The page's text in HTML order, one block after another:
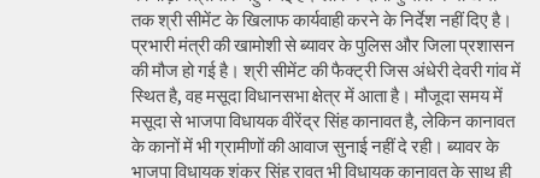
तक श्री सीमेंट के खिलाफ कार्यवाही करने के निर्देश नहीं दिए है।
प्रभारी मंत्री की खामोशी से ब्यावर के पुलिस और जिला प्रशासन
की मौज हो गई है। श्री सीमेंट की फैक्ट्री जिस अंधेरी देवरी गांव में
स्थित है, वह मसूदा विधानसभा क्षेत्र में आता है। मौजूदा समय में
मसूदा से भाजपा विधायक वीरेंद्र सिंह कानावत है, लेकिन कानावत
के कानों में भी ग्रामीणों की आवाज सुनाई नहीं दे रही। ब्यावर के
भाजपा विधायक शंकर सिंह रावत भी विधायक कानावत के साथ ही